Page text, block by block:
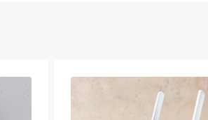
продукцию с официальной
— убедитесь в надежности